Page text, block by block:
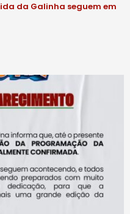
da Galinha seguem em